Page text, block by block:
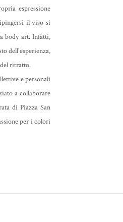
espressione
il viso si
body art. Infatti,
dell'esperienza,
ritratto.
e personali
a collaborare
di Piazza San
per i colori